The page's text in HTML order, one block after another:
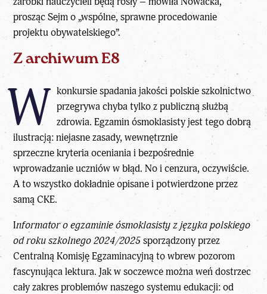
prosząc Sejm o „wspólne, sprawne procedowanie
projektu obywatelskiego”.
Z archiwum E8
W konkursie spadania jakości polskie szkolnictwo
przegrywa chyba tylko z publiczną służbą
zdrowia. Egzamin ósmoklasisty jest tego dobrą
ilustracją: niejasne zasady, wewnętrznie
sprzecznekryteria ocenianiai bezpośrednie
wprowadzanie uczniów w błąd. No i cenzura, oczywiście.
A to wszystko dokładnie opisane i potwierdzone przez
samą CKE.
Informator o egzaminie ósmoklasisty z języka polskiego
od roku szkolnego 2024/2025sporządzony przez
Centralną KomisjęEgzaminacyjnąto wbrew pozorom
fascynująca lektura. Jak w soczewce można weń dostrzec
cały zakres problemów naszego systemu edukacji: od